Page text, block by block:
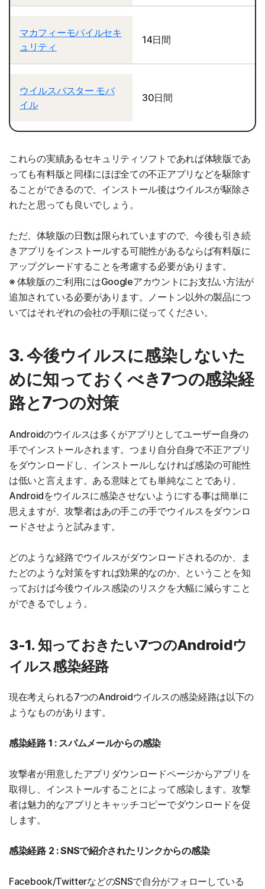
マカフィーモバイルセキ
ュリティ
14日間
ウイルスバスター モバ
イル
30日間
これらの実績あるセキュリティソフトであれば体験版であ
っても有料版と同様にほぼ全ての不正アプリなどを駆除す
ることができるので、インストール後はウイルスが駆除さ
れたと思っても良いでしょう。
ただ、体験版の日数は限られていますので、今後も引き続
きアプリをインストールする可能性があるならば有料版に
アップグレードすることを考慮する必要があります。
※ 体験版のご利用にはGoogleアカウントにお支払い方法が
追加されている必要があります。ノートン以外の製品につ
いてはそれぞれの会社の手順に従ってください。
3. 今後ウイルスに感染しないた
めに知っておくべき7つの感染経
路と7つの対策
Androidのウイルスは多くがアプリとしてユーザー自身の
手でインストールされます。つまり自分自身で不正アプリ
をダウンロードし、インストールしなければ感染の可能性
は低いと言えます。ある意味とても単純なことであり、
Androidをウイルスに感染させないようにする事は簡単に
思えますが、攻撃者はあの手この手でウイルスをダウンロ
ードさせようと試みます。
どのような経路でウイルスがダウンロードされるのか、ま
たどのような対策をすれば効果的なのか、ということを知
っておけば今後ウイルス感染のリスクを大幅に減らすこと
ができるでしょう。
3-1. 知っておきたい7つのAndroidウ
イルス感染経路
現在考えられる7つのAndroidウイルスの感染経路は以下の
ようなものがあります。
感染経路 1 : スパムメールからの感染
攻撃者が用意したアプリダウンロードページからアプリを
取得し、インストールすることによって感染します。攻撃
者は魅力的なアプリとキャッチコピーでダウンロードを促
します。
感染経路 2 : SNSで紹介されたリンクからの感染
Facebook/TwitterなどのSNSで自分がフォローしている